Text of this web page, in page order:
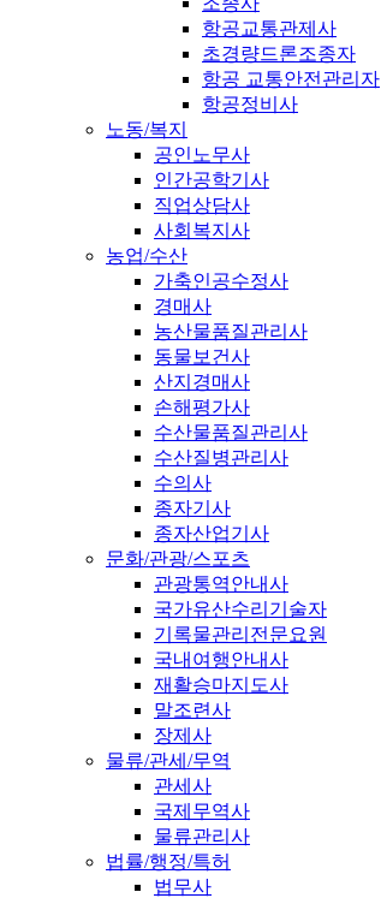
항공교통관제사
초경량드론조종자
항공 교통안전관리자
항공정비사
노동/복지
공인노무사
인간공학기사
직업상담사
사회복지사
농업/수산
가축인공수정사
경매사
농산물품질관리사
동물보건사
산지경매사
손해평가사
수산물품질관리사
수산질병관리사
수의사
종자기사
종자산업기사
문화/관광/스포츠
관광통역안내사
국가유산수리기술자
기록물관리전문요원
국내여행안내사
재활승마지도사
말조련사
장제사
물류/관세/무역
관세사
국제무역사
물류관리사
법률/행정/특허
법무사